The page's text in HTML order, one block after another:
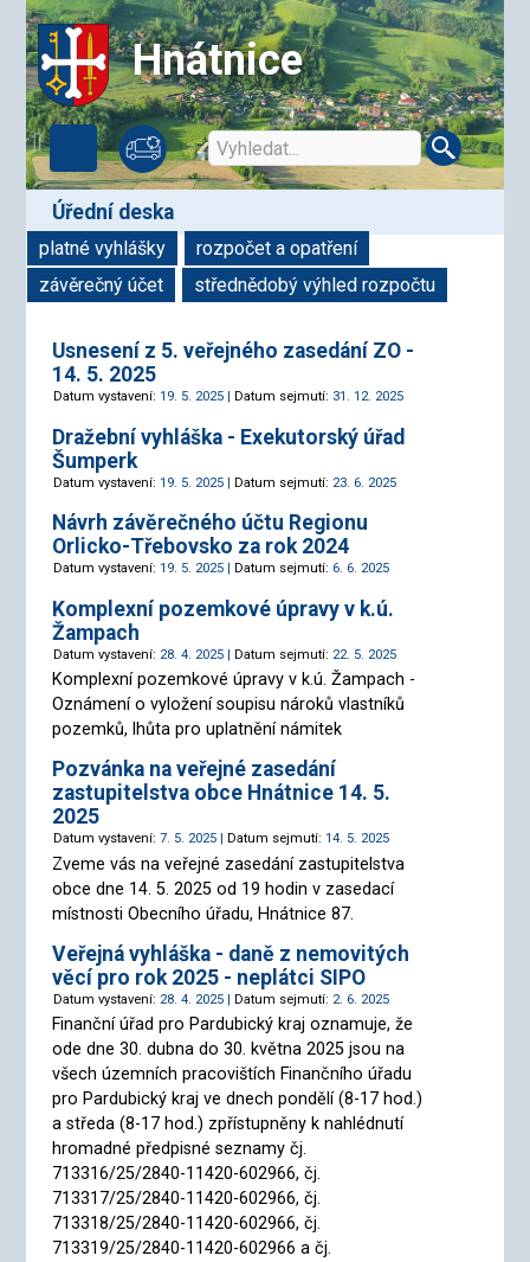
Hnátnice
úřední deska
platné vyhlášky
rozpočet a opatření
závěrečný účet
střednědobý výhled rozpočtu
Usnesení z 5. veřejného zasedání ZO -
14. 5. 2025
Datum vystavení: 19. 5. 2025 | Datum sejmutí: 31. 12. 2025
Dražební vyhláška - Exekutorský úřad
Šumperk
Datum vystavení: 19. 5. 2025 | Datum sejmutí: 23. 6. 2025
Návrh závěrečného účtu Regionu
Orlicko-Třebovsko za rok 2024
Datum vystavení: 19. 5. 2025 | Datum sejmutí: 6. 6. 2025
Komplexní pozemkové úpravy v k.ú.
Žampach
Datum vystavení: 28. 4. 2025 | Datum sejmutí: 22. 5. 2025
Komplexní pozemkové úpravy v k.ú. Žampach -
Oznámení o vyložení soupisu nároků vlastníků
pozemků, lhůta pro uplatnění námitek
Pozvánka na veřejné zasedání
zastupitelstva obce Hnátnice 14. 5.
2025
Datum vystavení: 7. 5. 2025 | Datum sejmutí: 14. 5. 2025
Zveme vás na veřejné zasedání zastupitelstva
obce dne 14. 5. 2025 od 19 hodin v zasedací
místnosti Obecního úřadu, Hnátnice 87.
Veřejná vyhláška - daně z nemovitých
věcí pro rok 2025 - neplátci SIPO
Datum vystavení: 28. 4. 2025 | Datum sejmutí: 2. 6. 2025
Finanční úřad pro Pardubický kraj oznamuje, že
ode dne 30. dubna do 30. května 2025 jsou na
všech územních pracovištích Finančního úřadu
pro Pardubický kraj ve dnech pondělí (8-17 hod.)
a středa (8-17 hod.) zpřístupněny k nahlédnutí
hromadné předpisné seznamy čj.
713316/25/2840-11420-602966, čj.
713317/25/2840-11420-602966, čj.
713318/25/2840-11420-602966, čj.
713319/25/2840-11420-602966 a čj.